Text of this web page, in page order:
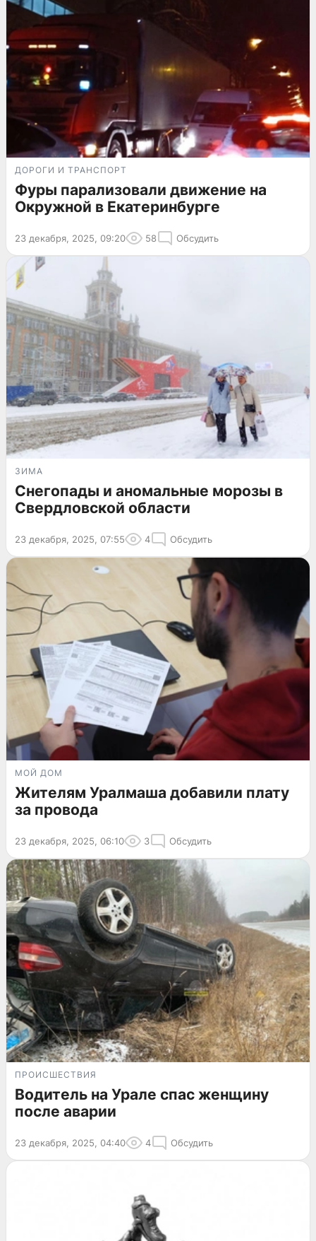
ДОРОГИ И ТРАНСПОРТ
Фуры парализовали движение на
Окружной в Екатеринбурге
23 декабря, 2025, 09:20 58 Обсудить
ЗИМА
Снегопады и аномальные морозы в
Свердловской области
23 декабря, 2025, 07:55 4 Обсудить
МОЙ ДОМ
Жителям Уралмаша добавили плату
за провода
23 декабря, 2025, 06:10 3 Обсудить
ПРОИСШЕСТВИЯ
Водитель на Урале спас женщину
после аварии
23 декабря, 2025, 04:40 4 Обсудить